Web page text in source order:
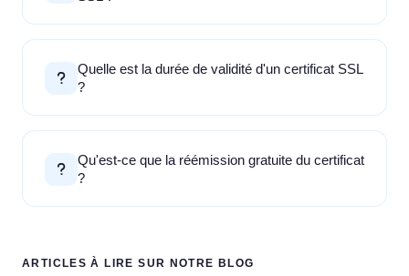
Quelle est la durée de validité d'un certificat SSL
?
Qu'est-ce que la réémission gratuite du certificat
?
ARTICLES À LIRE SUR NOTRE BLOG